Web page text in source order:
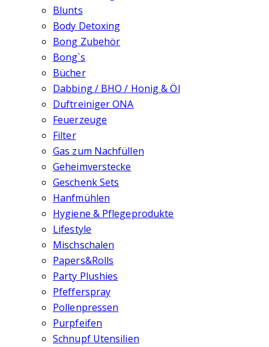
Blunts
Body Detoxing
Bong Zubehör
Bong`s
Bücher
Dabbing / BHO / Honig & Öl
Duftreiniger ONA
Feuerzeuge
Filter
Gas zum Nachfüllen
Geheimverstecke
Geschenk Sets
Hanfmühlen
Hygiene & Pflegeprodukte
Lifestyle
Mischschalen
Papers&Rolls
Party Plushies
Pfefferspray
Pollenpressen
Purpfeifen
Schnupf Utensilien